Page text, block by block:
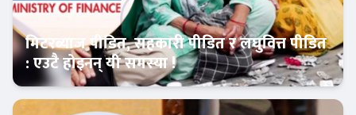
मिटरब्याज पीडित, सहकारी पीडित र लघुवित्त पीडित
: एउटै होइनन् यी समस्या !